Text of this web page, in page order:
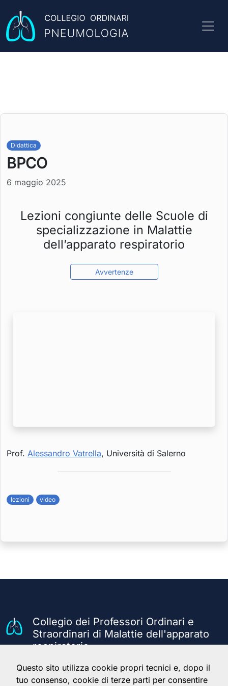
Didattica
BPCO
6 maggio 2025
Lezioni congiunte delle Scuole di
specializzazione in Malattie
dell’apparato respiratorio
Avvertenze
Le tue impostazioni potrebbero impedirti di
vedere questo contenuto. Molto probabilmente
hai i cookie di funzionalità disattivati.
Rivedi le tue impostazioni
Prof. Alessandro Vatrella, Università di Salerno
lezioni video
Collegio dei Professori Ordinari e
Straordinari di Malattie dell'apparato
respiratorio
Il Collegio Servizi Info
Questo sito utilizza cookie propri tecnici e, dopo il
tuo consenso, cookie di terze parti per consentire